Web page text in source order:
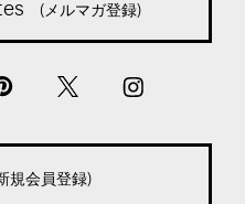
(メルマガ登録)
規会員登録)